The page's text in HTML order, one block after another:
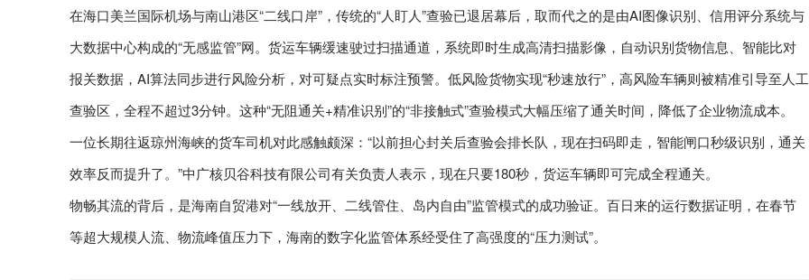
在海口美兰国际机场与南山港区“二线口岸”，传统的“人盯人”查验已退居幕后，取而代之的是由AI图像识别、信用评分系统与
大数据中心构成的“无感监管”网。货运车辆缓速驶过扫描通道，系统即时生成高清扫描影像，自动识别货物信息、智能比对
报关数据，AI算法同步进行风险分析，对可疑点实时标注预警。低风险货物实现“秒速放行”，高风险车辆则被精准引导至人工
查验区，全程不超过3分钟。这种“无阻通关+精准识别”的“非接触式”查验模式大幅压缩了通关时间，降低了企业物流成本。
一位长期往返琼州海峡的货车司机对此感触颇深：“以前担心封关后查验会排长队，现在扫码即走，智能闸口秒级识别，通关
效率反而提升了。”中广核贝谷科技有限公司有关负责人表示，现在只要180秒，货运车辆即可完成全程通关。
物畅其流的背后，是海南自贸港对“一线放开、二线管住、岛内自由”监管模式的成功验证。百日来的运行数据证明，在春节
等超大规模人流、物流峰值压力下，海南的数字化监管体系经受住了高强度的“压力测试”。